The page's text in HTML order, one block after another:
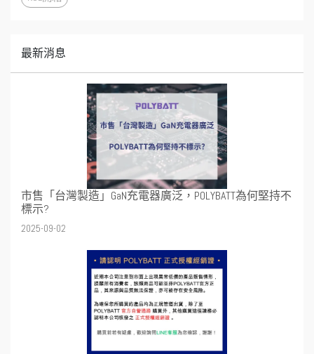
最新消息
市售「台灣製造」GaN充電器廣泛，POLYBATT為何堅持不
標示?
2025-09-02